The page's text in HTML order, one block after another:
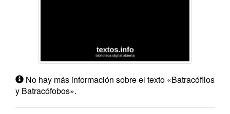
No hay más información sobre el texto «Batracófilos
y Batracófobos».